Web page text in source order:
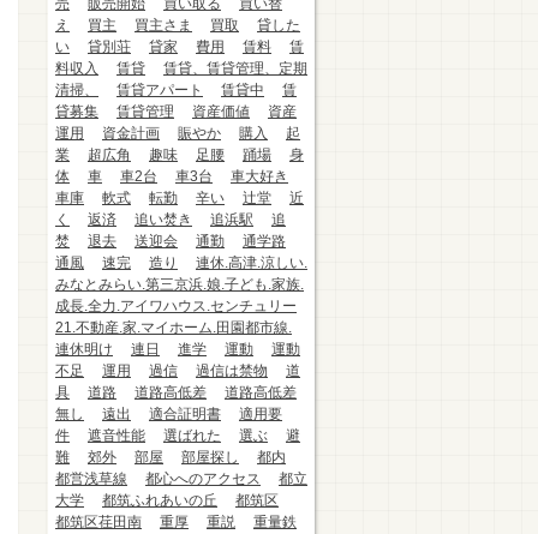
売
販売開始 買い取る
買い替
え
買主 買主さま 買取
貸した
い
貸別荘 貸家 費用 賃料
賃
料収入
賃貸
賃貸、賃貸管理、定期
清掃、
賃貸アパート 賃貸中
賃
貸募集
賃貸管理 資産価値
資産
運用
資金計画 賑やか 購入
起
業
超広角 趣味 足腰 踊場
身
体
車 車2台 車3台
車大好き
車庫
軟式 転勤 辛い 辻堂
近
く
返済 追い焚き 追浜駅
追
焚
退去 送迎会 通勤
通学路
通風
速完 造り
連休.高津.涼しい.
みなとみらい.第三京浜.娘.子ども.家族.
成長.全力.アイワハウス.センチュリー
21.不動産.家.マイホーム.田園都市線.
連休明け
連日 進学 運動
運動
不足
運用 過信 過信は禁物
道
具
道路 道路高低差
道路高低差
無し
遠出 適合証明書
適用要
件
遮音性能 選ばれた 選ぶ
避
難
郊外 部屋 部屋探し
都内
都営浅草線
都心へのアクセス
都立
大学
都筑ふれあいの丘
都筑区
都筑区荏田南
重厚 重説
重量鉄